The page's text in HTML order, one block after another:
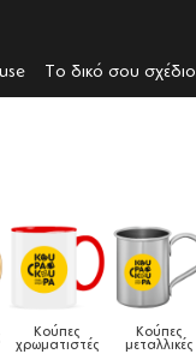
Το δικό σου σχέδιο
Δοχεία
φαγητού Τσάντες